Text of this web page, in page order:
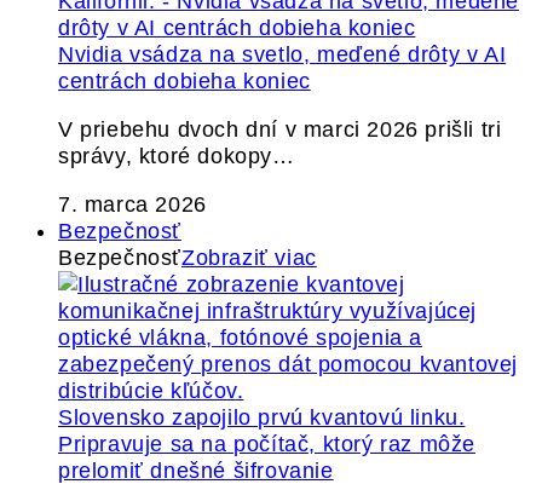
Nvidia vsádza na svetlo, meďené drôty v AI
centrách dobieha koniec
V priebehu dvoch dní v marci 2026 prišli tri
správy, ktoré dokopy…
7. marca 2026
Bezpečnosť
BezpečnosťZobraziť viac
Slovensko zapojilo prvú kvantovú linku.
Pripravuje sa na počítač, ktorý raz môže
prelomiť dnešné šifrovanie